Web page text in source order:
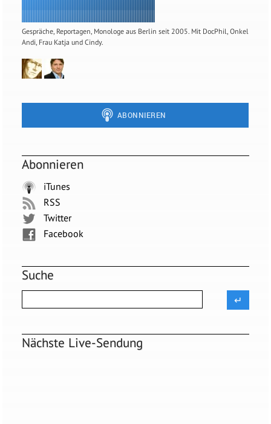
Gespräche, Reportagen, Monologe aus Berlin seit 2005. Mit DocPhil, Onkel
Andi, Frau Katja und Cindy.
Abonnieren
iTunes
RSS
Twitter
Facebook
Suche
Nächste Live-Sendung